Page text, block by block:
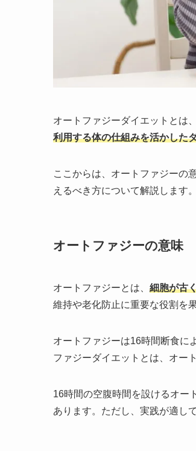
オートファジーダイエットとは
利用する体の仕組みを活かした
ここからは、オートファジーの
えるべき方について解説します。
オートファジーの意味
オートファジーとは、 細胞が古
維持や老化防止に重要な役割を
オートファジーは16時間断食に
ファジーダイエットとは、オー
16時間の空腹時間を設けるオー
あります。ただし、実践が適し